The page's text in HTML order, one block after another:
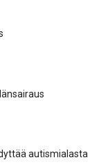
autismialasta